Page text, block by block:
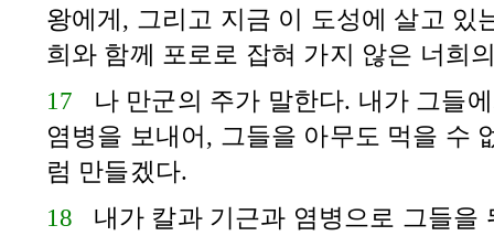
왕에게, 그리고 지금 이 도성에 살고 있
희와 함께 포로로 잡혀 가지 않은 너희
17 나 만군의 주가 말한다. 내가 그들
염병을 보내어, 그들을 아무도 먹을 수
럼 만들겠다.
18 내가 칼과 기근과 염병으로 그들을